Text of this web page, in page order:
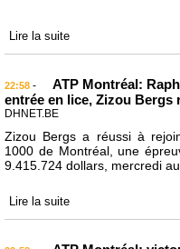
Lire la suite
22:58 -
ATP Montréal:
entrée en lice, Zizou Bergs
DHNET.BE
Zizou Bergs a réussi à
1000 de Montréal, une
9.415.724 dollars, mercredi au
Lire la suite